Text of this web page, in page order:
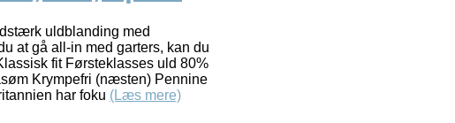
uldblanding med
at gå all-in med garters, kan du
fit Førsteklasses uld 80%
Krympefri (næsten) Pennine
har foku (Læs mere)